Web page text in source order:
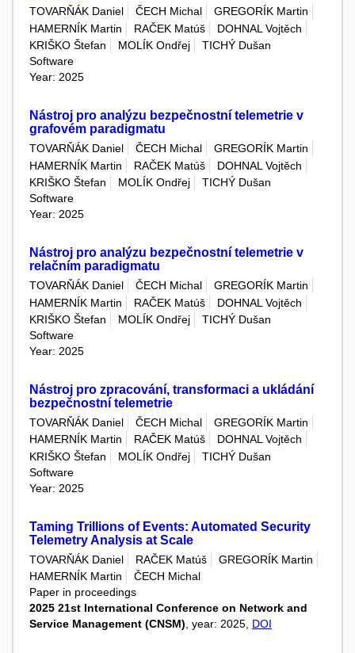
TOVARŇÁK Daniel ČECH Michal
GREGORÍK Martin
HAMERNÍK Martin
RAČEK Matúš
DOHNAL Vojtěch
KRIŠKO Štefan
MOLÍK Ondřej
TICHÝ Dušan
Software
Year: 2025
Nástroj pro analýzu bezpečnostní telemetrie v
grafovém paradigmatu
TOVARŇÁK Daniel ČECH Michal
GREGORÍK Martin
HAMERNÍK Martin
RAČEK Matúš
DOHNAL Vojtěch
KRIŠKO Štefan
MOLÍK Ondřej
TICHÝ Dušan
Software
Year: 2025
Nástroj pro analýzu bezpečnostní telemetrie v
relačním paradigmatu
TOVARŇÁK Daniel ČECH Michal
GREGORÍK Martin
HAMERNÍK Martin
RAČEK Matúš
DOHNAL Vojtěch
KRIŠKO Štefan
MOLÍK Ondřej
TICHÝ Dušan
Software
Year: 2025
Nástroj pro zpracování, transformaci a ukládání
bezpečnostní telemetrie
TOVARŇÁK Daniel ČECH Michal
GREGORÍK Martin
HAMERNÍK Martin
RAČEK Matúš
DOHNAL Vojtěch
KRIŠKO Štefan
MOLÍK Ondřej
TICHÝ Dušan
Software
Year: 2025
Taming Trillions of Events: Automated Security
Telemetry Analysis at Scale
TOVARŇÁK Daniel RAČEK Matúš
GREGORÍK Martin
HAMERNÍK Martin
ČECH Michal
Paper in proceedings
2025 21st International Conference on Network and
Service Management (CNSM), year: 2025, DOI